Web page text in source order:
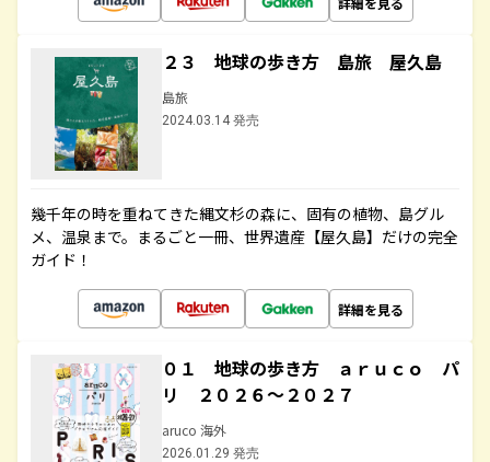
２３ 地球の歩き方 島旅 屋久島
島旅
2024.03.14 発売
幾千年の時を重ねてきた縄文杉の森に、固有の植物、島グル
メ、温泉まで。まるごと一冊、世界遺産【屋久島】だけの完全
ガイド！
詳細を見る
０１ 地球の歩き方 ａｒｕｃｏ パ
リ ２０２６～２０２７
aruco 海外
2026.01.29 発売